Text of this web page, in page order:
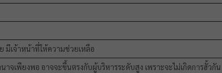
มีเจ้าหน้าที่ให้ความช่วยเหลือ
จเพียงพอ อาจจะขึ้นตรงกับผู้บริหารระดับสูง เพราะจะไม่เกิดการฮั้วกัน